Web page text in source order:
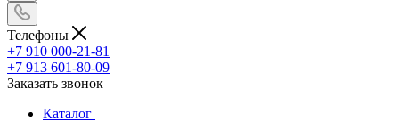
Телефоны
+7 910 000-21-81
+7 913 601-80-09
Заказать звонок
Каталог